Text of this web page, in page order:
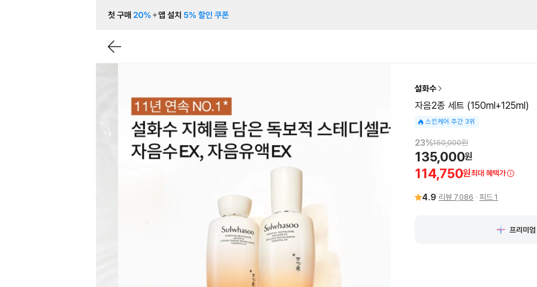
설화수
자음2종 세트 (150ml+125ml)
스킨케어 주간 3위
23%150,000원
135,000원
114,750원최대 혜택가
4.9 리뷰 7,086 피드 1
프리미